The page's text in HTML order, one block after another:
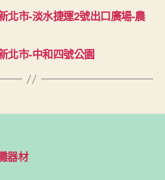
北市-淡水捷運2號出口廣場-農
北市-中和四號公園
器材